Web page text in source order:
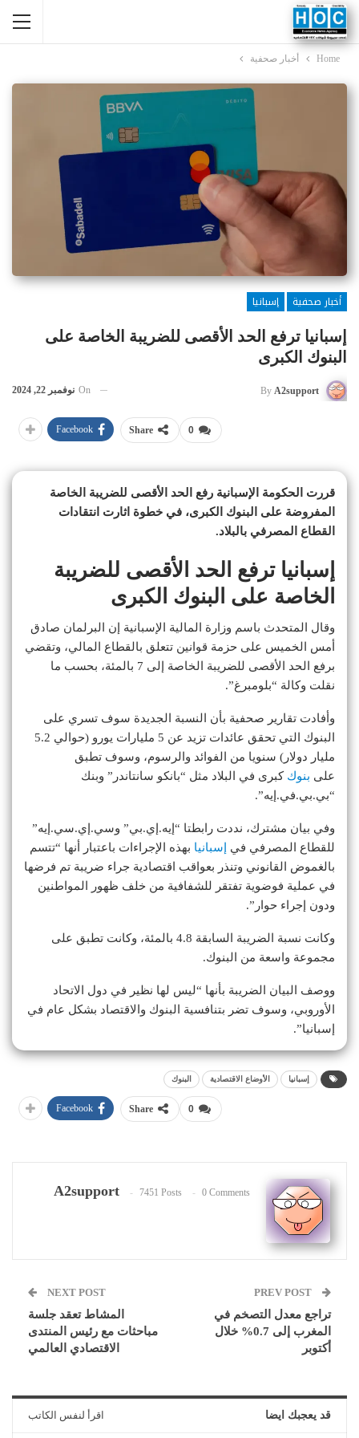
Home أخبار صحفية
أخبار صحفية
إسبانيا
إسبانيا ترفع الحد الأقصى للضريبة الخاصة على
البنوك الكبرى
By A2support
On نوفمبر 22, 2024
0
Share
Facebook
قررت الحكومة الإسبانية رفع الحد الأقصى للضريبة الخاصة
المفروضة على البنوك الكبرى، في خطوة اثارت انتقادات
القطاع المصرفي بالبلاد.
إسبانيا ترفع الحد الأقصى للضريبة
الخاصة على البنوك الكبرى
وقال المتحدث باسم وزارة المالية الإسبانية إن البرلمان صادق
أمس الخميس على حزمة قوانين تتعلق بالقطاع المالي، وتقضي
برفع الحد الأقصى للضريبة الخاصة إلى 7 بالمئة، بحسب ما
نقلت وكالة “بلومبرغ”.
وأفادت تقارير صحفية بأن النسبة الجديدة سوف تسري على
البنوك التي تحقق عائدات تزيد عن 5 مليارات يورو (حوالي 5.2
مليار دولار) سنويا من الفوائد والرسوم، وسوف تطبق
على بنوك كبرى في البلاد مثل “بانكو سانتاندر” وبنك
“بي.بي.في.إيه”.
وفي بيان مشترك، نددت رابطتا “إيه.إي.بي” وسي.إي.سي.إيه”
للقطاع المصرفي في
إسبانيا بهذه الإجراءات باعتبار أنها “تتسم
بالغموض القانوني وتنذر بعواقب اقتصادية جراء ضريبة تم فرضها
في عملية فوضوية تفتقر للشفافية من خلف ظهور المواطنين
ودون إجراء حوار”.
وكانت نسبة الضريبة السابقة 4.8 بالمئة، وكانت تطبق على
مجموعة واسعة من البنوك.
ووصف البيان الضريبة بأنها “ليس لها نظير في دول الاتحاد
الأوروبي، وسوف تضر بتنافسية البنوك والاقتصاد بشكل عام في
إسبانيا”.
إسبانيا الأوضاع الاقتصادية البنوك
0
Share
Facebook
A2support 7451 Posts 0 Comments
تراجع معدل التصخم في
المغرب إلى 0.7% خلال
أكتوبر
NEXT POST
المشاط تعقد جلسة
مباحثات مع رئيس المنتدى
الاقتصادي العالمي
قد يعجبك ايضا اقرأ لنفس الكاتب